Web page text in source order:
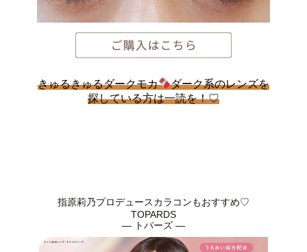
きゅるきゅるダークモカ
ダーク系のレンズを
探している方は一読を！♡
指原莉乃プロデュースカラコンもおすすめ♡
TOPARDS
― トパーズ ―